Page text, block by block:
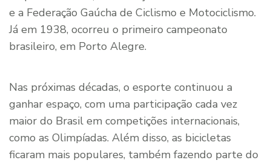
e a Federação Gaúcha de Ciclismo e Motociclismo.
Já em 1938, ocorreu o primeiro campeonato
brasileiro, em Porto Alegre.
Nas próximas décadas, o esporte continuou a
ganhar espaço, com uma participação cada vez
maior do Brasil em competições internacionais,
como as Olimpíadas. Além disso, as bicicletas
ficaram mais populares, também fazendo parte do